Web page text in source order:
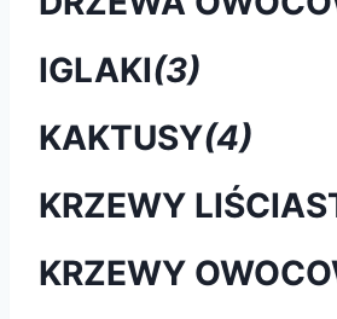
IGLAKI(3)
KAKTUSY(4)
KRZEWY
KRZEWY